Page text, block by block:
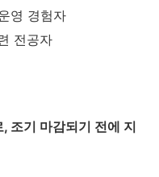
영 경험자
전공자
조기 마감되기 전에 지